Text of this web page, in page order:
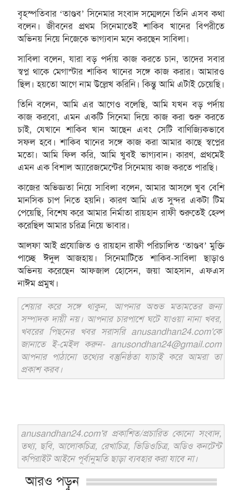
বৃহস্পতিবার ‘তাণ্ডব’ সিনেমার সংবাদ সম্মেলনে তিনি এসব কথা
বলেন। জীবনের প্রথম সিনেমাতেই শাকিব খানের বিপরীতে
অভিনয় নিয়ে নিজেকে ভাগ্যবান মনে করছেন সাবিলা।
সাবিলা বলেন, যারা বড় পর্দায় কাজ করতে চান, তাদের সবার
স্বপ্ন থাকে মেগাস্টার শাকিব খানের সঙ্গে কাজ করার। আমারও
ছিল। হয়তো আগে নাম উল্লেখ করিনি। কিন্তু আমি এটাই চেয়েছি।
তিনি বলেন, আমি এর আগেও বলেছি, আমি যখন বড় পর্দায়
কাজ করবো, এমন একটি সিনেমা দিয়ে কাজ করা শুরু করতে
চাই, যেখানে শাকিব খান আছেন এবং সেটি বাণিজ্যিকভাবে
সফল হবে। শাকিব খানের সঙ্গে কাজ করা আমার কাছে স্বপ্নের
মতো। আমি ফিল করি, আমি খুবই ভাগ্যবান। কারণ, প্রথমেই
এমন এক বিশাল অ্যারেজমেন্টের সিনেমায় কাজ করতে পারছি।
কাজের অভিজ্ঞতা নিয়ে সাবিলা বলেন, আমার আসলে খুব বেশি
মানসিক চাপ নিতে হয়নি। কারণ আমি এত সুন্দর একটা টিম
পেয়েছি, বিশেষ করে আমার নির্মাতা রায়হান রাফী শুরুতেই হেল্প
করেছিল আমার চরিত্র নিয়ে ভাবার।
আলফা আই প্রযোজিত ও রায়হান রাফী পরিচালিত ‘তাণ্ডব’ মুক্তি
পাচ্ছে ঈদুল আজহায়। সিনেমাটিতে শাকিব-সাবিলা ছাড়াও
অভিনয় করেছেন আফজাল হোসেন, জয়া আহসান, এফএস
নাঈম প্রমুখ।
শেয়ার করে সঙ্গে থাকুন, আপনার অশুভ মতামতের জন্য
সম্পাদক দায়ী নয়। আপনার চারপাশে ঘটে যাওয়া নানা খবর,
খবরের পিছনের খবর সরাসরি anusandhan24.com'কে
জানাতে ই-মেইল করুন- anusondhan24@gmail.com
আপনার পাঠানো তথ্যের বস্তুনিষ্ঠতা যাচাই করে আমরা তা
প্রকাশ করব।
anusandhan24.com'র প্রকাশিত/প্রচারিত কোনো সংবাদ,
তথ্য, ছবি, আলোকচিত্র, রেখাচিত্র, ভিডিওচিত্র, অডিও কনটেন্ট
কপিরাইট আইনে পূর্বানুমতি ছাড়া ব্যবহার করা যাবে না।
আরও পড়ুন